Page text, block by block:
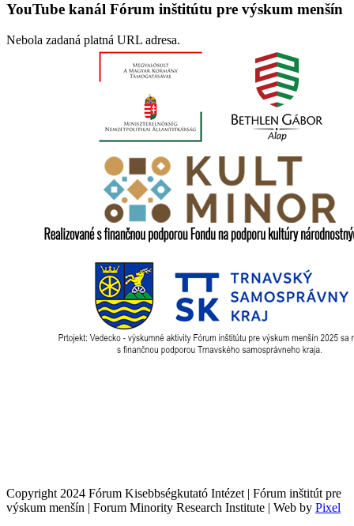
YouTube kanál Fórum inštitútu pre výskum menšín
Nebola zadaná platná URL adresa.
Copyright 2024 Fórum Kisebbségkutató Intézet | Fórum inštitút pre
výskum menšín | Forum Minority Research Institute | Web by Pixel